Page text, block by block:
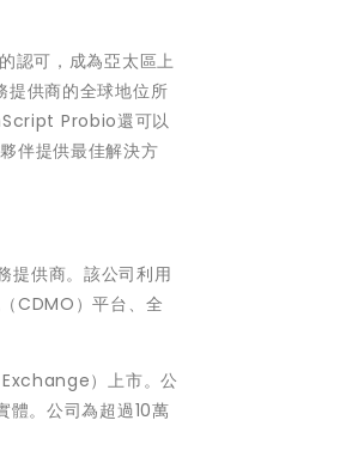
認可，成為亞太區上
提供商的全球地位所
Probio還可以
伴提供最佳解決方
供商。該公司利用
CDMO）平台、全
）上市。公
體。公司為超過10萬